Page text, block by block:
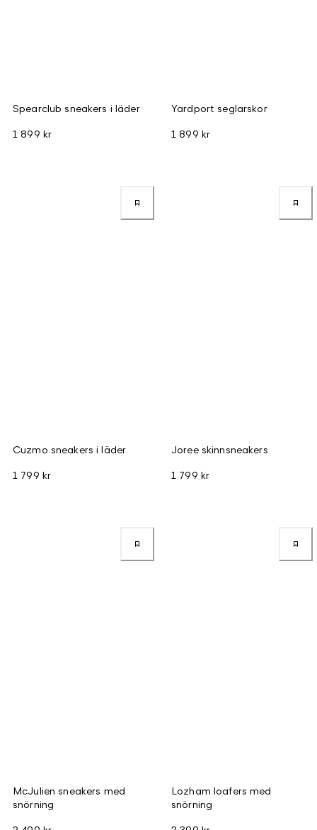
Spearclub sneakers i läder
1 899 kr
Yardport seglarskor
1 899 kr
Cuzmo sneakers i läder
1 799 kr
Joree skinnsneakers
1 799 kr
McJulien sneakers med
snörning
Lozham loafers med
snörning